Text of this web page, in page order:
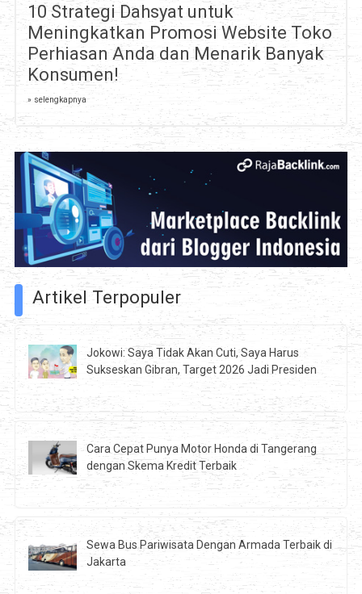
10 Strategi Dahsyat untuk
Meningkatkan Promosi Website Toko
Perhiasan Anda dan Menarik Banyak
Konsumen!
» selengkapnya
Artikel Terpopuler
Jokowi: Saya Tidak Akan Cuti, Saya Harus
Sukseskan Gibran, Target 2026 Jadi Presiden
Cara Cepat Punya Motor Honda di Tangerang
dengan Skema Kredit Terbaik
Sewa Bus Pariwisata Dengan Armada Terbaik di
Jakarta